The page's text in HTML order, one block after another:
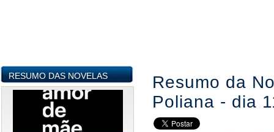
RESUMO DAS NOVELAS
Resumo da
Poliana - dia